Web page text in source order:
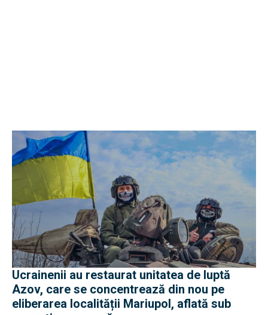
Ucrainenii au restaurat unitatea de luptă
Azov, care se concentrează din nou pe
eliberarea localității Mariupol, aflată sub